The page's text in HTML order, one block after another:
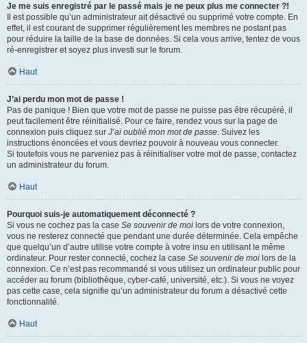
Je me suis enregistré par le passé mais je ne peux plus me connecter ?!
Il est possible qu’un administrateur ait désactivé ou supprimé votre compte. En
effet, il est courant de supprimer régulièrement les membres ne postant pas
pour réduire la taille de la base de données. Si cela vous arrive, tentez de vous
ré-enregistrer et soyez plus investi sur le forum.
Haut
J’ai perdu mon mot de passe !
Pas de panique ! Bien que votre mot de passe ne puisse pas être récupéré, il
peut facilement être réinitialisé. Pour ce faire, rendez vous sur la page de
connexion puis cliquez sur J’ai oublié mon mot de passe. Suivez les
instructions énoncées et vous devriez pouvoir à nouveau vous connecter.
Si toutefois vous ne parveniez pas à réinitialiser votre mot de passe, contactez
un administrateur du forum.
Haut
Pourquoi suis-je automatiquement déconnecté ?
Si vous ne cochez pas la case Se souvenir de moi lors de votre connexion,
vous ne resterez connecté que pendant une durée déterminée. Cela empêche
que quelqu’un d’autre utilise votre compte à votre insu en utilisant le même
ordinateur. Pour rester connecté, cochez la case Se souvenir de moi lors de la
connexion. Ce n’est pas recommandé si vous utilisez un ordinateur public pour
accéder au forum (bibliothèque, cyber-café, université, etc.). Si vous ne voyez
pas cette case, cela signifie qu’un administrateur du forum a désactivé cette
fonctionnalité.
Haut